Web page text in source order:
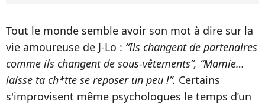
Tout le monde semble avoir son mot à dire sur la
vie amoureuse de J-Lo : “Ils changent de partenaires
comme ils changent de sous-vêtements”, “Mamie…
laisse ta ch*tte se reposer un peu !”. Certains
s'improvisent même psychologues le temps d’un